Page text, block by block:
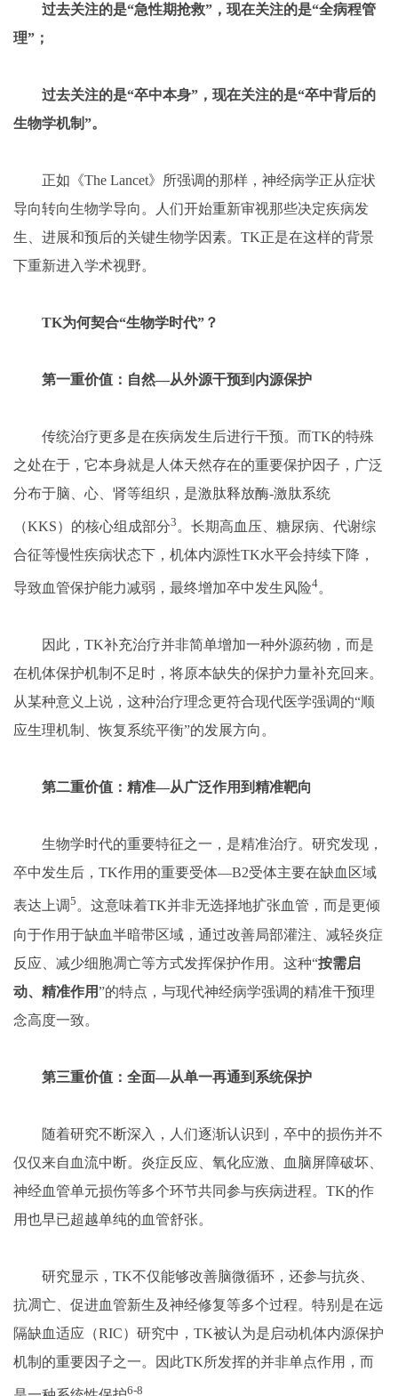
过去关注的是“急性期抢救”，现在关注的是“全病程管
理”；
过去关注的是“卒中本身”，现在关注的是“卒中背后的
生物学机制”。
正如《The Lancet》所强调的那样，神经病学正从症状
导向转向生物学导向。人们开始重新审视那些决定疾病发
生、进展和预后的关键生物学因素。TK正是在这样的背景
下重新进入学术视野。
TK为何契合“生物学时代”？
第一重价值： 自然—从外源干预到内源保护
传统治疗更多是在疾病发生后进行干预。而TK的特殊
之处在于，它本身就是人体天然存在的重要保护因子，广泛
分布于脑、心、肾等组织，是激肽释放酶-激肽系统
（KKS）的核心组成部分3 。长期高血压、糖尿病、代谢综
合征等慢性疾病状态下，机体内源性TK水平会持续下降，
导致血管保护能力减弱，最终增加卒中发生风险4。
因此，TK补充治疗并非简单增加一种外源药物，而是
在机体保护机制不足时，将原本缺失的保护力量补充回来。
从某种意义上说，这种治疗理念更符合现代医学强调的“顺
应生理机制、恢复系统平衡”的发展方向。
第二重价值： 精准—从广泛作用到精准靶向
生物学时代的重要特征之一，是精准治疗。研究发现，
卒中发生后，TK作用的重要受体—B2受体主要在缺血区域
表达上调5。这意味着TK并非无选择地扩张血管，而是更倾
向于作用于缺血半暗带区域，通过改善局部灌注、减轻炎症
反应、减少细胞凋亡等方式发挥保护作用。这种“按需启
动、精准作用”的特点，与现代神经病学强调的精准干预理
念高度一致。
第三重价值： 全面—从单一再通到系统保护
随着研究不断深入，人们逐渐认识到，卒中的损伤并不
仅仅来自血流中断。炎症反应、氧化应激、血脑屏障破坏、
神经血管单元损伤等多个环节共同参与疾病进程。TK的作
用也早已超越单纯的血管舒张。
研究显示，TK不仅能够改善脑微循环，还参与抗炎、
抗凋亡、促进血管新生及神经修复等多个过程。特别是在远
隔缺血适应（RIC）研究中，TK被认为是启动机体内源保护
机制的重要因子之一。因此TK所发挥的并非单点作用，而
6-8